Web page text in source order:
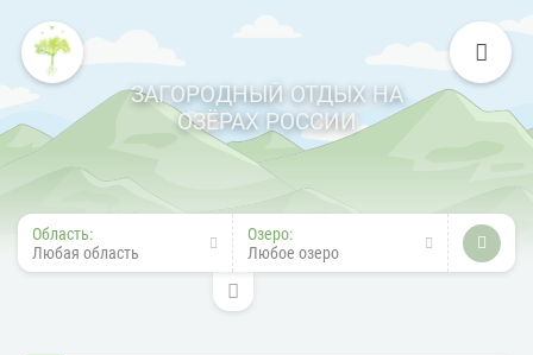
ЗАГОРОДНЫЙ ОТДЫХ НА
ОЗЁРАХ РОССИИ
Область:
Любая область
Озеро:
Любое озеро